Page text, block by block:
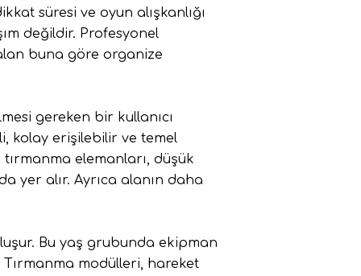
süresi ve oyun alışkanlığı
değildir. Profesyonel
buna göre organize
gereken bir kullanıcı
kolay erişilebilir ve temel
elemanları, düşük
yer alır. Ayrıca alanın daha
Bu yaş grubunda ekipman
Tırmanma modülleri, hareket